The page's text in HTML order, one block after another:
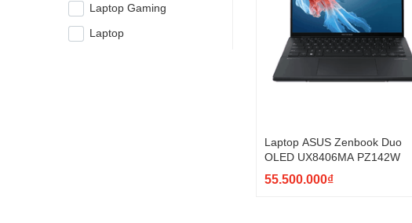
Laptop Gaming
Laptop
Laptop ASUS Zenbook Duo
OLED UX8406MA PZ142W
55.500.000₫